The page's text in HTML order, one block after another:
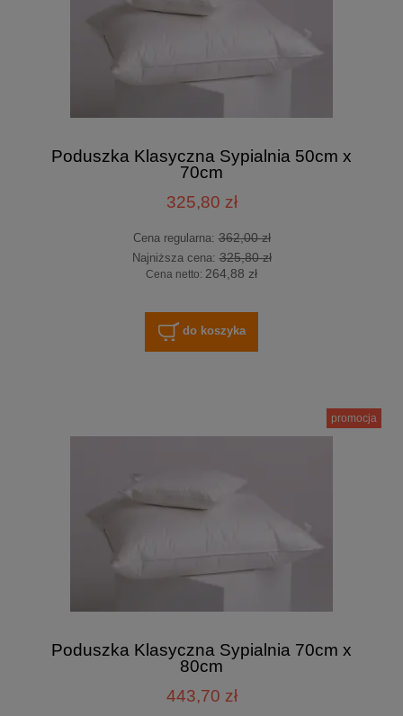
Poduszka Klasyczna Sypialnia 50cm x
70cm
325,80 zł
Cena regularna:362,00 zł
Najniższa cena:325,80 zł
Cena netto: 264,88 zł
do koszyka
Poduszka Klasyczna Sypialnia 70cm x
80cm
443,70 zł
promocja